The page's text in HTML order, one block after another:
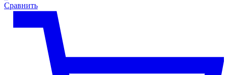
Сравнить